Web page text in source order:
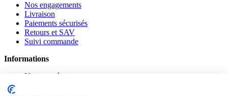
Nos engagements
Livraison
Paiements sécurisés
Retours et SAV
Suivi commande
Informations
Nouveautés